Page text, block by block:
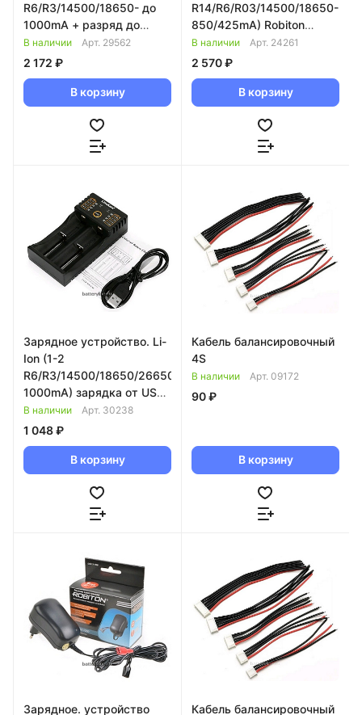
R6/R3/14500/18650- до
1000mA + разряд до
1000mA) + LiitoKala Lii-
500
В наличии Арт. 29562
2 172 ₽
В корзину
R14/R6/R03/14500/18650-
850/425mA) Robiton
MasterCharger 850 +
прикуриватель 944985
В наличии Арт. 24261
2 570 ₽
В корзину
Зарядное устройство. Li-
Ion (1-2
R6/R3/14500/18650/26650-
1000mA) зарядка от USB
+ USBвыход 1A LiitoKala
Lii-202
В наличии Арт. 30238
1 048 ₽
В корзину
Кабель балансировочный
4S
В наличии Арт. 09172
90 ₽
В корзину
Зарядное. устройство Кабель балансировочный